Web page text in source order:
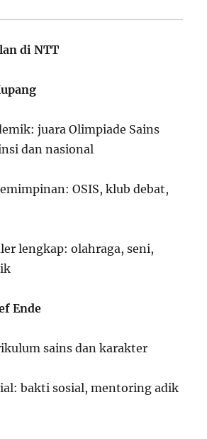
di NTT
juara Olimpiade Sains
dan nasional
OSIS, klub debat,
lengkap: olahraga, seni,
Ende
sains dan karakter
bakti sosial, mentoring adik